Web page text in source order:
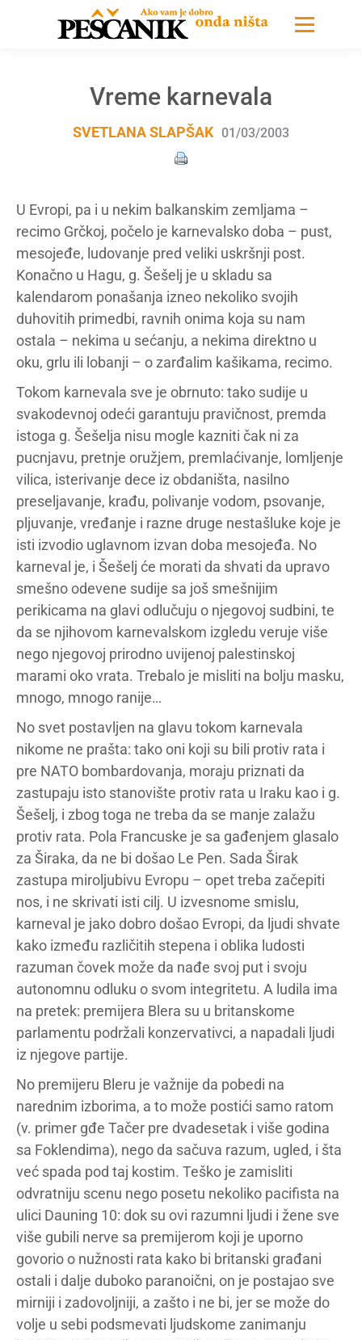
Vreme karnevala
SVETLANA SLAPŠAK 01/03/2003
U Evropi, pa i u nekim balkanskim zemljama –
recimo Grčkoj, počelo je karnevalsko doba – pust,
mesojeđe, ludovanje pred veliki uskršnji post.
Konačno u Hagu, g. Šešelj je u skladu sa
kalendarom ponašanja izneo nekoliko svojih
duhovitih primedbi, ravnih onima koja su nam
ostala – nekima u sećanju, a nekima direktno u
oku, grlu ili lobanji – o zarđalim kašikama, recimo.
Tokom karnevala sve je obrnuto: tako sudije u
svakodevnoj odeći garantuju pravičnost, premda
istoga g. Šešelja nisu mogle kazniti čak ni za
pucnjavu, pretnje oružjem, premlaćivanje, lomljenje
vilica, isterivanje dece iz obdaništa, nasilno
preseljavanje, krađu, polivanje vodom, psovanje,
pljuvanje, vređanje i razne druge nestašluke koje je
isti izvodio uglavnom izvan doba mesojeđa. No
karneval je, i Šešelj će morati da shvati da upravo
smešno odevene sudije sa još smešnijim
perikicama na glavi odlučuju o njegovoj sudbini, te
da se njihovom karnevalskom izgledu veruje više
nego njegovoj prirodno uvijenoj palestinskoj
marami oko vrata. Trebalo je misliti na bolju masku,
mnogo, mnogo ranije…
No svet postavljen na glavu tokom karnevala
nikome ne prašta: tako oni koji su bili protiv rata i
pre NATO bombardovanja, moraju priznati da
zastupaju isto stanovište protiv rata u Iraku kao i g.
Šešelj, i zbog toga ne treba da se manje zalažu
protiv rata. Pola Francuske je sa gađenjem glasalo
za Širaka, da ne bi došao Le Pen. Sada Širak
zastupa miroljubivu Evropu – opet treba začepiti
nos, i ne skrivati isti cilj. U izvesnome smislu,
karneval je jako dobro došao Evropi, da ljudi shvate
kako između različitih stepena i oblika ludosti
razuman čovek može da nađe svoj put i svoju
autonomnu odluku o svom integritetu. A ludila ima
na pretek: premijera Blera su u britanskome
parlamentu podržali konzervativci, a napadali ljudi
iz njegove partije.
No premijeru Bleru je važnije da pobedi na
narednim izborima, a to može postići samo ratom
(v. primer gđe Tačer pre dvadesetak i više godina
sa Foklendima), nego da sačuva razum, ugled, i šta
već spada pod taj kostim. Teško je zamisliti
odvratniju scenu nego posetu nekoliko pacifista na
ulici Dauning 10: dok su ovi razumni ljudi i žene sve
više gubili nerve sa premijerom koji je uporno
govorio o nužnosti rata kako bi britanski građani
ostali i dalje duboko paranoični, on je postajao sve
mirniji i zadovoljniji, a zašto i ne bi, jer se može do
volje u sebi podsmevati ljudskome zanimanju